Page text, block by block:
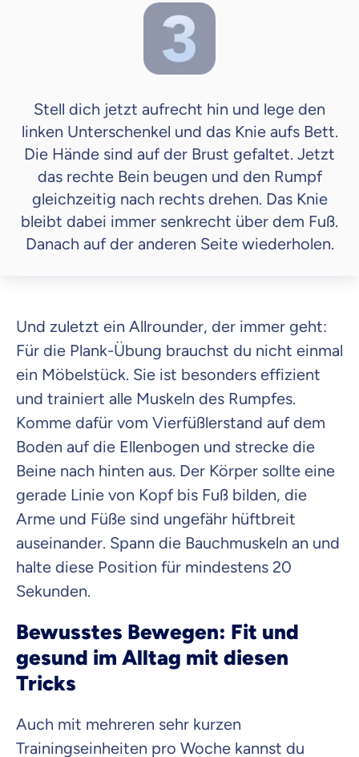
Stell dich jetzt aufrecht hin und lege den
linken Unterschenkel und das Knie aufs Bett.
Die Hände sind auf der Brust gefaltet. Jetzt
das rechte Bein beugen und den Rumpf
gleichzeitig nach rechts drehen. Das Knie
bleibt dabei immer senkrecht über dem Fuß.
Danach auf der anderen Seite wiederholen.
Und zuletzt ein Allrounder, der immer geht:
Für die Plank-Übung brauchst du nicht einmal
ein Möbelstück. Sie ist besonders effizient
und trainiert alle Muskeln des Rumpfes.
Komme dafür vom Vierfüßlerstand auf dem
Boden auf die Ellenbogen und strecke die
Beine nach hinten aus. Der Körper sollte eine
gerade Linie von Kopf bis Fuß bilden, die
Arme und Füße sind ungefähr hüftbreit
auseinander. Spann die Bauchmuskeln an und
halte diese Position für mindestens 20
Sekunden.
Bewusstes Bewegen: Fit und
gesund im Alltag mit diesen
Tricks
Auch mit mehreren sehr kurzen
Trainingseinheiten pro Woche kannst du